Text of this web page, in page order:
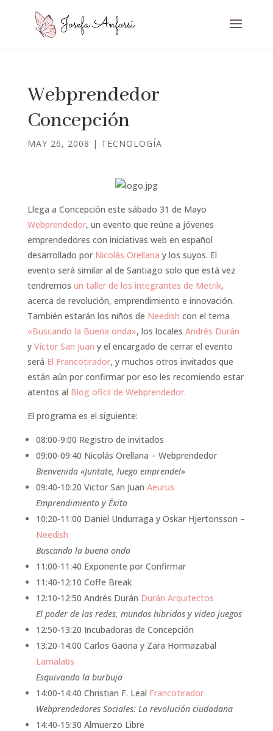
Webprendedor
Concepción
MAY 26, 2008 | TECNOLOGÍA
Llega a Concepción este sábado 31 de Mayo
Webprendedor, un evento que reúne a jóvenes
emprendedores con iniciativas web en español
desarrollado por Nicolás Orellana y los suyos. El
evento será similar al de Santiago solo que está vez
tendremos un taller de los integrantes de Metrik,
acerca de revolución, emprendimiento e innovación.
También estarán los niños de Needish con el tema
«Buscando la Buena onda», los locales Andrés Durán
y Victor San Juan y el encargado de cerrar el evento
será El Francotirador, y muchos otros invitados que
están aún por confirmar por eso les recomiendo estar
atentos al Blog oficil de Webprendedor.
El programa es el siguiente:
08:00-9:00 Registro de invitados
09:00-09:40 Nicolás Orellana – Webprendedor
Bienvenida «Juntate, luego emprende!»
09:40-10:20 Victor San Juan Aeurus
Emprendimiento y Éxito
10:20-11:00 Daniel Undurraga y Oskar Hjertonsson –
Needish
Buscando la buena onda
11:00-11:40 Exponente por Confirmar
11:40-12:10 Coffe Break
12:10-12:50 Andrés Durán Durán Arquitectos
El poder de las redes, mundos hibridos y video juegos
12:50-13:20 Incubadoras de Concepción
13:20-14:00 Carlos Gaona y Zara Hormazabal
Lamalabs
Esquivando la burbuja
14:00-14:40 Christian F. Leal Francotirador
Webprendedores Sociales: La revolución ciudadana
14:40-15:30 Almuerzo Libre